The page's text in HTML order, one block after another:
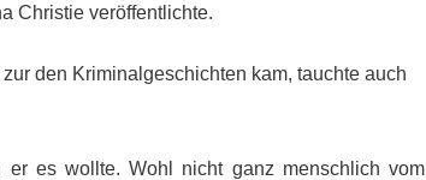
Christie veröffentlichte.
den Kriminalgeschichten kam, tauchte auch
es wollte. Wohl nicht ganz menschlich vom